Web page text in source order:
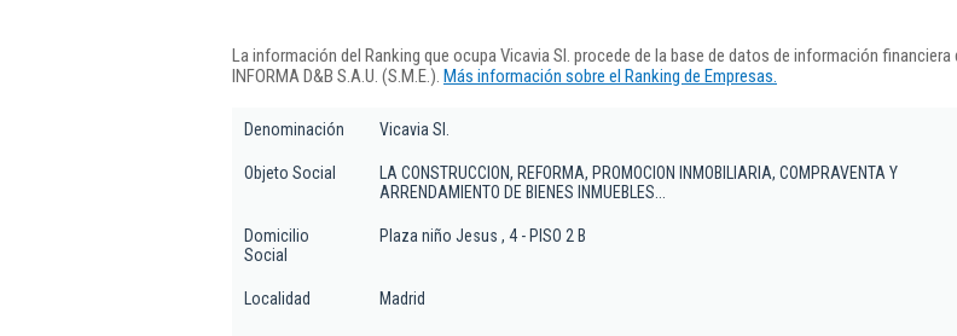
La información del Ranking que ocupa Vicavia Sl. procede de la base de datos de información financiera
INFORMA D&B S.A.U. (S.M.E.). Más información sobre el Ranking de Empresas.
Denominación Vicavia Sl.
Objeto Social
LA CONSTRUCCION, REFORMA, PROMOCION INMOBILIARIA, COMPRAVENTA Y
ARRENDAMIENTO DE BIENES INMUEBLES...
Domicilio
Social
Plaza niño Jesus , 4 - PISO 2 B
Localidad Madrid